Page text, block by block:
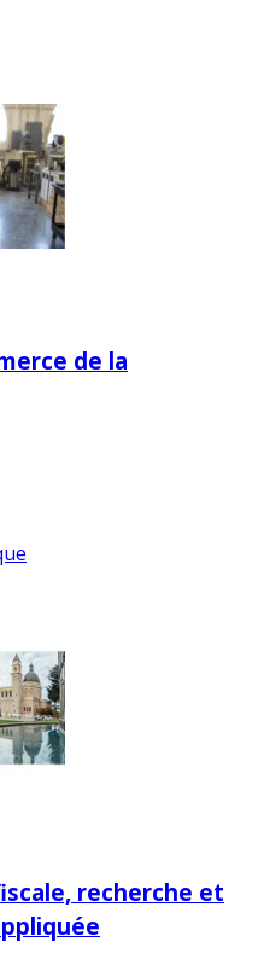
de la
recherche et